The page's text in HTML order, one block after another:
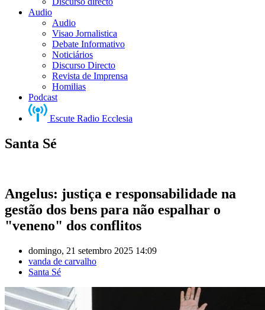
Audio
Audio
Visao Jornalistica
Debate Informativo
Noticiários
Discurso Directo
Revista de Imprensa
Homilias
Podcast
Escute Radio Ecclesia
Santa Sé
Angelus: justiça e responsabilidade na
gestão dos bens para não espalhar o
"veneno" dos conflitos
domingo, 21 setembro 2025 14:09
vanda de carvalho
Santa Sé